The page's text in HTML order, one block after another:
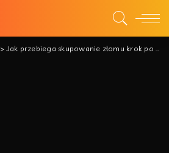
>Jak przebiega skupowanie złomu krok po kroku?